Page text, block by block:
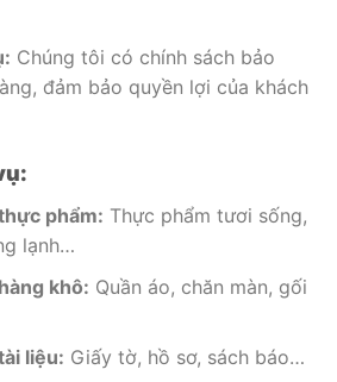
Chúng tôi có chính sách bảo
đảm bảo quyền lợi của khách
phẩm: Thực phẩm tươi sống,
lạnh…
khô: Quần áo, chăn màn, gối
liệu: Giấy tờ, hồ sơ, sách báo…